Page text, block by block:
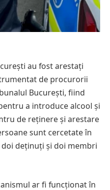
au fost arestați
de procurorii
București, fiind
a introduce alcool și
de reținere și arestare
sunt cercetate în
deținuți și doi membri
ar fi funcționat în